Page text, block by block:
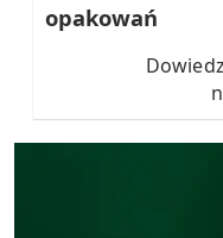
opakowań